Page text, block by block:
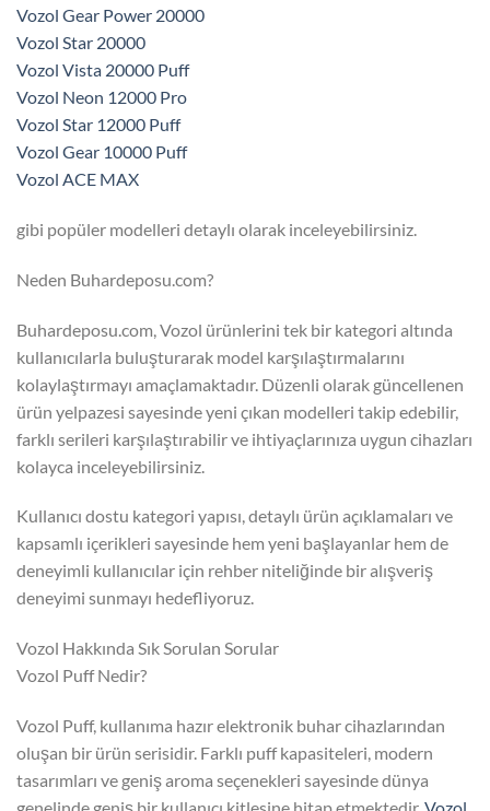
Vozol Gear Power 20000
Vozol Star 20000
Vozol Vista 20000 Puff
Vozol Neon 12000 Pro
Vozol Star 12000 Puff
Vozol Gear 10000 Puff
Vozol ACE MAX
gibi popüler modelleri detaylı olarak inceleyebilirsiniz.
Neden Buhardeposu.com?
Buhardeposu.com, Vozol ürünlerini tek bir kategori altında
kullanıcılarla buluşturarak model karşılaştırmalarını
kolaylaştırmayı amaçlamaktadır. Düzenli olarak güncellenen
ürün yelpazesi sayesinde yeni çıkan modelleri takip edebilir,
farklı serileri karşılaştırabilir ve ihtiyaçlarınıza uygun cihazları
kolayca inceleyebilirsiniz.
Kullanıcı dostu kategori yapısı, detaylı ürün açıklamaları ve
kapsamlı içerikleri sayesinde hem yeni başlayanlar hem de
deneyimli kullanıcılar için rehber niteliğinde bir alışveriş
deneyimi sunmayı hedefliyoruz.
Vozol Hakkında Sık Sorulan Sorular
Vozol Puff Nedir?
Vozol Puff, kullanıma hazır elektronik buhar cihazlarından
oluşan bir ürün serisidir. Farklı puff kapasiteleri, modern
tasarımları ve geniş aroma seçenekleri sayesinde dünya